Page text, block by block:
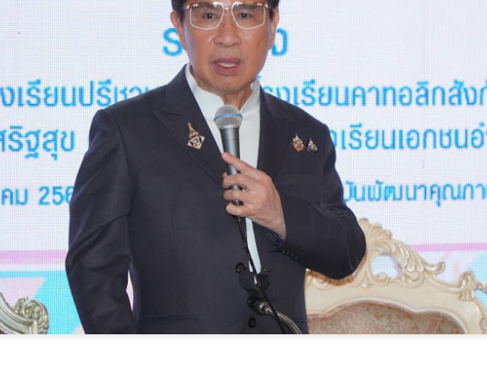
หากิน สร้างรายได้อย่าง
“จุลพันธ์” ส่งโฆษก “พิพัฒน์ชัย” เปิด
โครงการ “กระทรวงแรงงานสร้าง
โอกาส สร้างอาชีพ” เดินหน้าพัฒนา
แรงงานศรีสะเกษ มอบเครื่องมือทำ
มาหากิน สร้างรายได้อย่างยั่งยืน
กระทรวงแรงงานเดินหน้าขับเคลื่อน
นโยบาย "เรียนได้ งบ จบได้งาน" มุ่ง
พัฒนาทักษะอาชีพให้ประชาชน
ควบคู่กับการสร้างโอกาสในการมี
งานทำ โดยนายจุลพันธ์ อมรวิวัฒน์
รัฐมนตรีว่าการกระทรวงแรงงาน
มอบหมาย นายพิพัฒน์ชัย ไพบูลย์
โฆษกกระทรวงแรงงาน (ฝ่าย
กรมการท่องเที่ยวปั้นผู้ประสานงาน
กองถ่ายต่างชาติมืออาชีพ เสริม
ความพร้อมไทยสู่ศูนย์กลางการถ่าย
ทำระดับนานาชาติ
กรมการท่องเที่ยว เดินหน้าส่งเสริม
การถ่ายทำภาพยนตร์ต่างประเทศใน
ประเทศไทย จัดอบรมพัฒนา
ศักยภาพผู้ประสานงานและบุคลากร
ที่เกี่ยวข้อง ระหว่างวันที่ 6–7
สิงหาคม 2569 เพื่อยกระดับการให้
บริการแก่คณะถ่ายทำภาพยนตร์ต่าง
ประเทศให้มีมาตรฐาน สะดวก
รวดเร็ว และมีประสิทธิภาพ โดยนาย
จาตุรนต์ ภักดีวานิช อธิบดีกรมการ
ท่องเที่ยว มอบหมายให้นางสาวอุบล
วรรณ สุจริตกุล ผู้อำนวยการกอง
กิจการภาพยนตร์และวีดิทัศน์ต่าง
ประเท
เฉลิม ร
มาตรฐ
แห่งชาติ
ระหว่าง
คณะผู้แ
AUG
‘รองนายกฯ ยศชนัน’ เปิดตัว ‘THERA’ ยกระดับวิจัยการ
ศึกษาไทยสู่มาตรฐานโลกในงาน ThaiCER 2026
‘รองนายกฯ ยศชนัน’ เปิดตัว ‘THERA’ ยกระดับวิจัยการศึกษาไทยสู่มาตรฐาน
โลกในงาน ThaiCER 2026
วันที่ 7 สิงหาคม 2569 ศ.ดร.ยศชนัน วงศ์สวัสดิ์ รองนายกรัฐมนตรี และ
รัฐมนตรีว่าการกระทรวงการอุดมศึกษา วิทยาศาสตร์ วิจัยและนวัตกรรม เข้า
ร่วมการประชุมวิชาการระดับนานาชาติ Thailand International Conference
on Education Research (ThaiCER) 2026 จัดขึ้นโดยสำนักงานเลขาธิการ
สภาการศึกษา (สกศ.) โดยมี รศ.ดร.ประวิต เอราวรรณ์ เลขาธิการสภาการ
ศึกษา พร้อมด้วย ศ.โจ โอฮารา ประธานสมาคมวิจัยการศึกษาระดับโลก
7
“เตาปูนโมเดล" เกมรุกสู้ NCDsใช้ข้อมูลขับเคลื่อนการ
พัฒนา สร้างนวัตกรรม "ดอกไม้ 3 สี" เชื่อมสถานีสุขภาพ
เครือข่าย Caregiver และภูมิปัญญาพื้นบ้าน พัฒนาระบบ
สุขภาพชุมชน สู่ต้นแบบการจัดการสุขภาวะอย่างยั่งยืน
“เตาปูนโมเดล" เกมรุกสู้ NCDsใช้ข้อมูลขับเคลื่อนการพัฒนา สร้างนวัตกรรม